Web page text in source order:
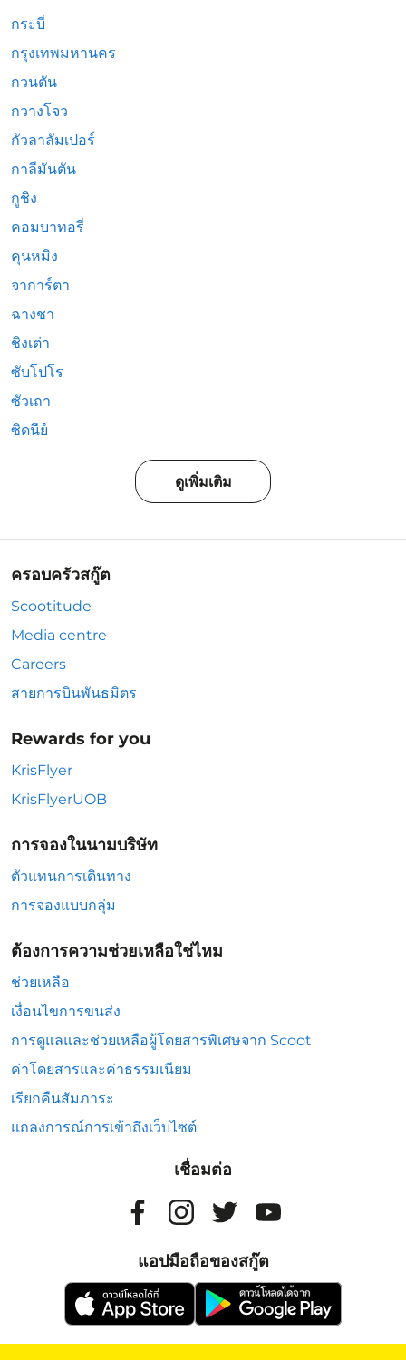
กระบี่
กรุงเทพมหานคร
กวนตัน
กวางโจว
กัวลาลัมเปอร์
กาลีมันตัน
กูชิง
คอมบาทอรี่
คุนหมิง
จาการ์ตา
ฉางชา
ชิงเต่า
ซับโปโร
ซัวเถา
ซิดนีย์
ดูเพิ่มเติม
ครอบครัวสกู๊ต
Scootitude
Media centre
Careers
สายการบินพันธมิตร
Rewards for you
KrisFlyer
KrisFlyerUOB
การจองในนามบริษัท
ตัวแทนการเดินทาง
การจองแบบกลุ่ม
ต้องการความช่วยเหลือใช่ไหม
ช่วยเหลือ
เงื่อนไขการขนส่ง
การดูแลและช่วยเหลือผู้โดยสารพิเศษจาก Scoot
ค่าโดยสารและค่าธรรมเนียม
เรียกคืนสัมภาระ
แถลงการณ์การเข้าถึงเว็บไซต์
เชื่อมต่อ
แอปมือถือของสกู๊ต